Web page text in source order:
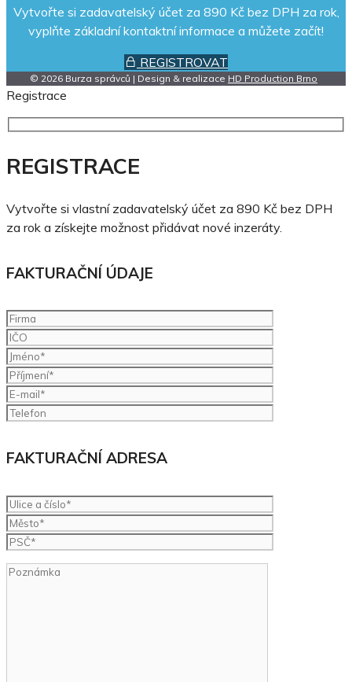
Vytvořte si zadavatelský účet za 890 Kč bez DPH za rok,
vyplňte základní kontaktní informace a můžete začít!
REGISTROVAT
© 2026 Burza správců | Design & realizace HD Production Brno
Registrace
REGISTRACE
Vytvořte si vlastní zadavatelský účet za 890 Kč bez DPH
za rok a získejte možnost přidávat nové inzeráty.
FAKTURAČNÍ ÚDAJE
FAKTURAČNÍ ADRESA